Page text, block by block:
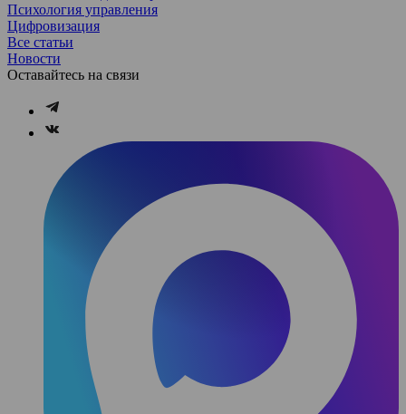
Психология управления
Цифровизация
Все статьи
Новости
Оставайтесь на связи